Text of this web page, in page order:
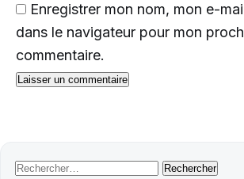
Enregistrer mon nom, mon e-
dans le navigateur pour mon
commentaire.
Rechercher :